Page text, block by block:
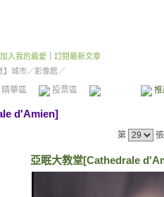
加入我的最愛
訂閱最新文章
】城市／影像館／
華區 投票區 影像館
d'Amien]
第
亞眠大教堂[Cathedrale